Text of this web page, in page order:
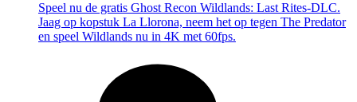
Speel nu de gratis Ghost Recon Wildlands: Last Rites-DLC.
Jaag op kopstuk La Llorona, neem het op tegen The Predator
en speel Wildlands nu in 4K met 60fps.